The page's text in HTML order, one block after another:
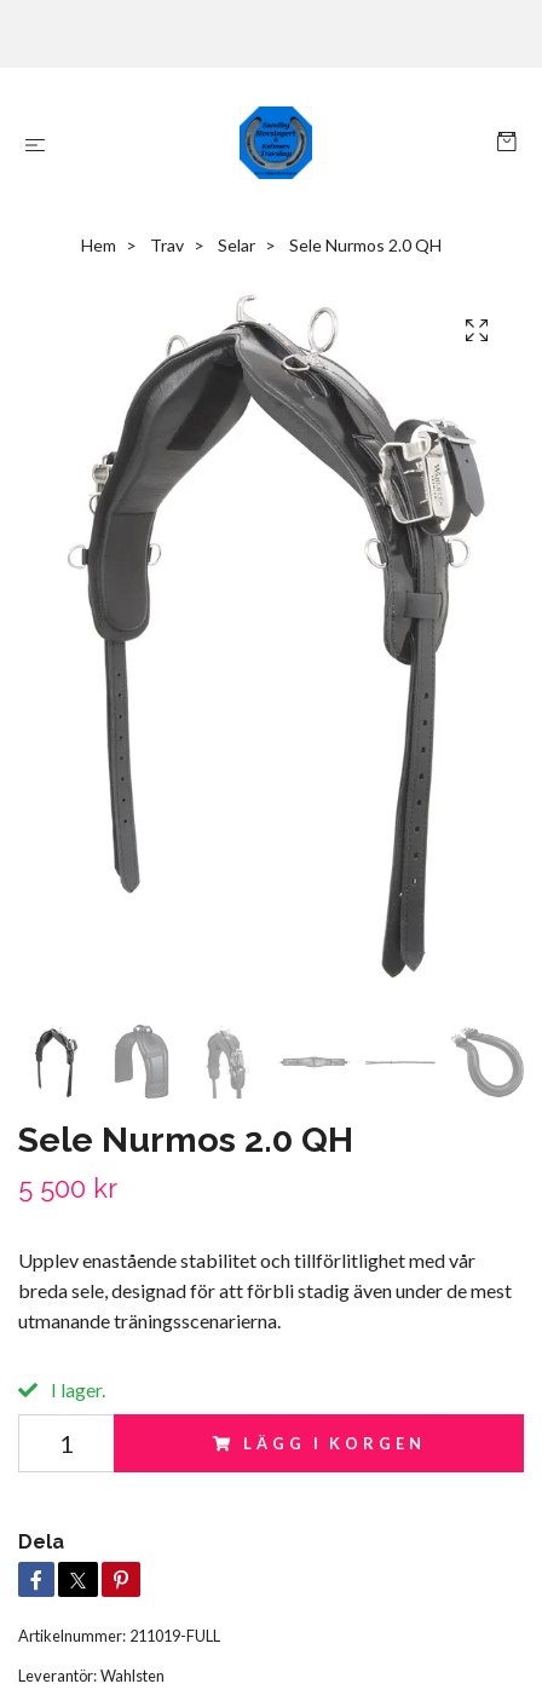
Hem Trav Selar Sele Nurmos 2.0 QH
Sele Nurmos 2.0 QH
5 500 kr
Upplev enastående stabilitet och tillförlitlighet med vår
breda sele, designad för att förbli stadig även under de mest
utmanande träningsscenarierna.
I lager.
LÄGG I KORGEN
Dela
Artikelnummer: 211019-FULL
Leverantör:Wahlsten